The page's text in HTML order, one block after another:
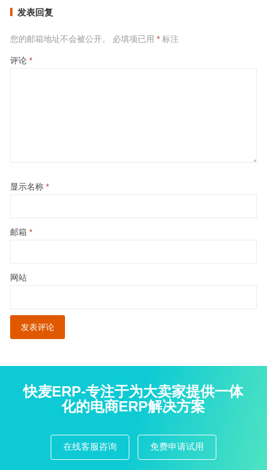
发表回复
您的邮箱地址不会被公开。 必填项已用 *标注
评论 *
显示名称 *
邮箱 *
网站
快麦ERP-专注于为大卖家提供一体
化的电商ERP解决方案
在线客服咨询 免费申请试用